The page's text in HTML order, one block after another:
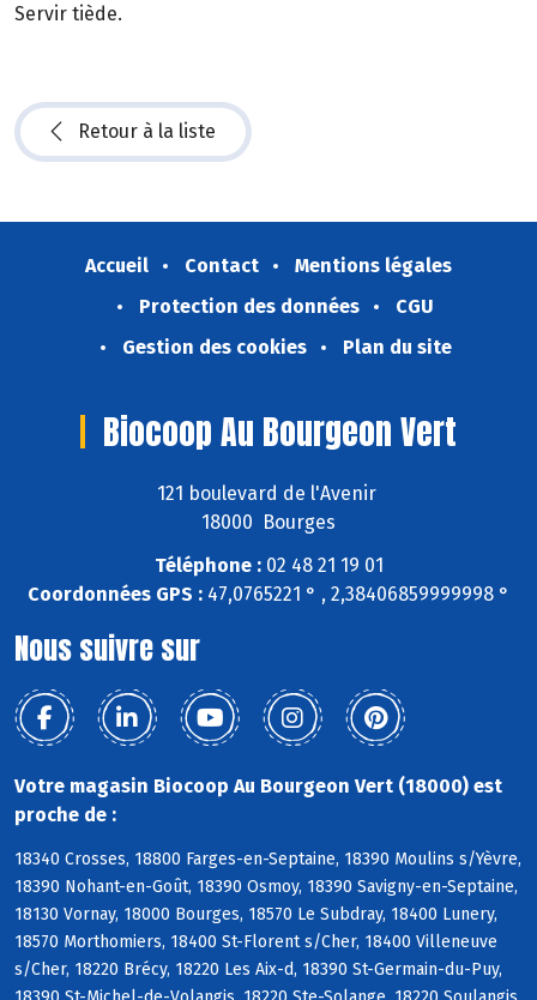
Servir tiède.
Retour à la liste
Accueil Contact
Mentions légales
Protection des données
CGU
Gestion des cookies
Plan du site
Biocoop Au Bourgeon Vert
121 boulevard de l'Avenir
18000 Bourges
Téléphone :02 48 21 19 01
Coordonnées GPS : 47,0765221 ° , 2,38406859999998 °
Nous suivre sur
Votre magasin Biocoop Au Bourgeon Vert (18000) est
proche de :
18340 Crosses, 18800 Farges-en-Septaine, 18390 Moulins s/Yèvre,
18390 Nohant-en-Goût, 18390 Osmoy, 18390 Savigny-en-Septaine,
18130 Vornay, 18000 Bourges, 18570 Le Subdray, 18400 Lunery,
18570 Morthomiers, 18400 St-Florent s/Cher, 18400 Villeneuve
s/Cher, 18220 Brécy, 18220 Les Aix-d, 18390 St-Germain-du-Puy,